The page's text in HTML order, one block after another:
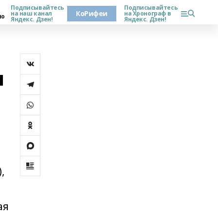
Подписывайтесь
на наш канал
Яндекс. Дзен!
КоРифеи
Подписывайтесь
на Хронограф в
Яндекс. Дзен!